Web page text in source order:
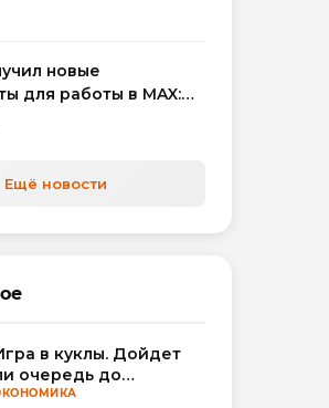
новые
для работы в MAX:
обработку
Ещё новости
в куклы. Дойдет
очередь до